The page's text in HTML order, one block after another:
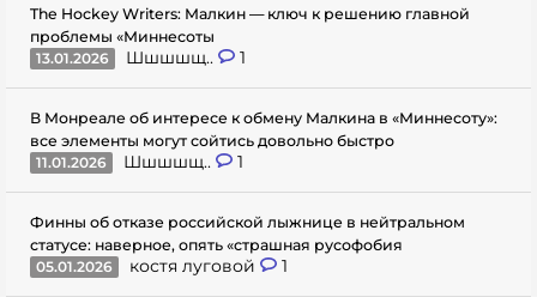
The Hockey Writers: Малкин — ключ к решению главной
проблемы «Миннесоты
13.01.2026
Шшшшщ.. 1
В Монреале об интересе к обмену Малкина в «Миннесоту»:
все элементы могут сойтись довольно быстро
11.01.2026
Шшшшщ.. 1
Финны об отказе российской лыжнице в нейтральном
статусе: наверное, опять «страшная русофобия
05.01.2026
костя луговой 1